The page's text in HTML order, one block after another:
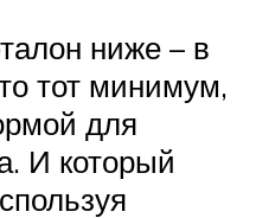
ниже – в
тот минимум,
для
И который